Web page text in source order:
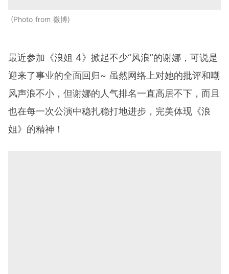
Photo from 微博
最近参加《浪姐 4》掀起不少“风浪”的谢娜，可说是
迎来了事业的全面回归~ 虽然网络上对她的批评和嘲
风声浪不小，但谢娜的人气排名一直高居不下，而且
也在每一次公演中稳扎稳打地进步，完美体现《浪
姐》的精神！